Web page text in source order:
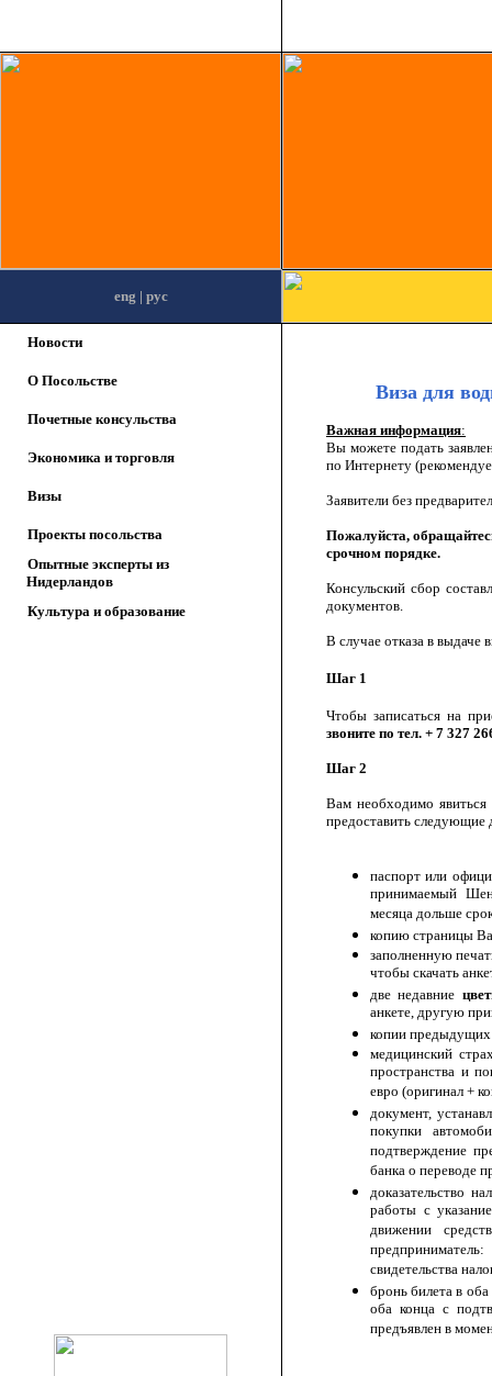
eng | рус
Новости
О Посольстве
Почетные консульства
Экономика и торговля
Визы
Проекты посольства
Опытные эксперты из
Нидерландов
Культура и образование
Виза для
Важная информация:
Вы можете подать
по Интернету
Заявители без
Пожалуйста,
срочном порядке.
Консульский сбор
документов.
В случае отказа в выдаче
Шаг 1
Чтобы записаться на
звоните по тел. + 7 327
Шаг 2
Вам необходимо
предоставить
паспорт или
принимаемый
месяца дольше
копию страницы
заполненную
чтобы скачать
две недавние
анкете, другую
копии предыдущих
медицинский
пространства и
евро (оригинал +
документ,
покупки
подтверждение
банка о переводе
доказательство
работы с
движении
свидетельства
бронь билета в
оба конца с
предъявлен в